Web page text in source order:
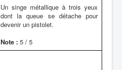
Un singe métallique à trois yeux
dont la queue se détache pour
devenir un pistolet.
Note : 5 / 5